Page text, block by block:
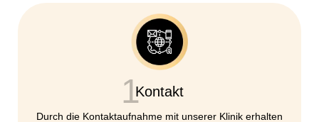
1Kontakt
Durch die Kontaktaufnahme mit unserer Klinik erhalten